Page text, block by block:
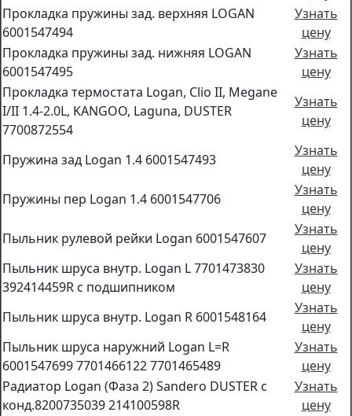
Прокладка пружины зад. верхняя LOGAN
6001547494
Узнать
цену
Прокладка пружины зад. нижняя LOGAN
6001547495
Узнать
цену
Прокладка термостата Logan, Clio II, Megane
I/II 1.4-2.0L, KANGOO, Laguna, DUSTER
7700872554
Узнать
цену
Пружина зад Logan 1.4 6001547493
Узнать
цену
Пружины пер Logan 1.4 6001547706
Узнать
цену
Пыльник рулевой рейки Logan 6001547607
Узнать
цену
Пыльник шруса внутр. Logan L 7701473830
392414459R с подшипником
Узнать
цену
Пыльник шруса внутр. Logan R 6001548164
Узнать
цену
Пыльник шруса наружний Logan L=R
6001547699 7701466122 7701465489
Узнать
цену
Радиатор Logan (Фаза 2) Sandero DUSTER c
конд.8200735039 214100598R
Узнать
цену